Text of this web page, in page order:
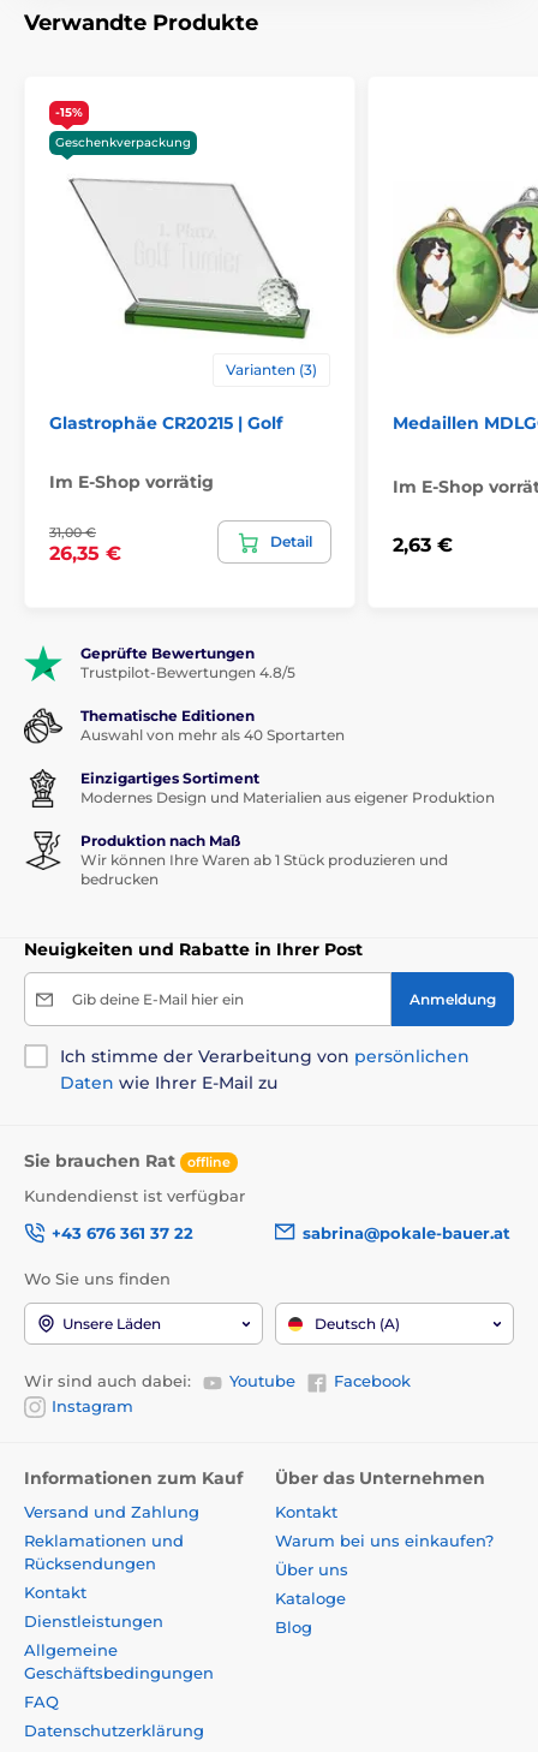
Bedruckung des
Emblems
Verwandte Produkte
-15%
Geschenkverpackung
Varianten (3)
Glastrophäe CR20215 | Golf
Im E-Shop vorrätig
31,00 €
26,35 €
Detail
Medaillen
Im E-Shop
2,63 €
Geprüfte Bewertungen
Trustpilot-Bewertungen 4.8/5
Thematische Editionen
Auswahl von mehr als 40 Sportarten
Einzigartiges Sortiment
Modernes Design und Materialien aus eigener Produktion
Produktion nach Maß
Wir können Ihre Waren ab 1 Stück produzieren und
bedrucken
Neuigkeiten und Rabatte in Ihrer Post
Gib deine E-Mail hier ein Anmeldung
Ich stimme der Verarbeitung von persönlichen
Daten wie Ihrer E-Mail zu
Sie brauchen Rat offline
Kundendienst ist verfügbar
+43 676 361 37 22
sabrina@pokale-bauer.at
Wo Sie uns finden
Unsere Läden Deutsch (A)
Wir sind auch dabei: Youtube
Facebook
Instagram
Informationen zum Kauf
Versand und Zahlung
Reklamationen und
Rücksendungen
Kontakt
Dienstleistungen
Allgemeine
Geschäftsbedingungen
FAQ
Datenschutzerklärung
Über das Unternehmen
Kontakt
Warum bei uns einkaufen?
Über uns
Kataloge
Blog